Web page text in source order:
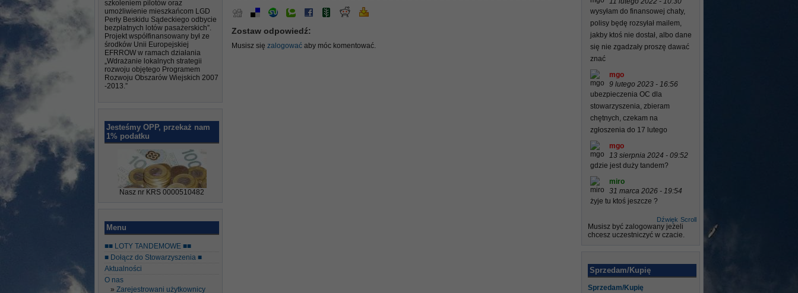
szkoleniem pilotów oraz
umożliwienie mieszkańcom LGD
Perły Beskidu Sądeckiego odbycie
bezpłatnych lotów pasażerskich”.
Projekt współfinansowany był ze
środków Unii Europejskiej
EFRROW w ramach działania
„Wdrażanie lokalnych strategii
rozwoju objętego Programem
Rozwoju Obszarów Wiejskich 2007
-2013.”
Jesteśmy OPP, przekaż nam
1% podatku
Nasz nr KRS 0000510482
Menu
■■ LOTY TANDEMOWE ■■
■ Dołącz do Stowarzyszenia ■
Aktualności
O nas
Zarejestrowani użytkownicy
Zostaw odpowiedź:
Musisz się zalogować aby móc komentować.
wysyłam do finansowej chaty,
polisy będę rozsyłał mailem,
jakby ktoś nie dostał, albo dane
się nie zgadzały proszę dawać
znać
mgo
9 lutego 2023 - 16:56
ubezpieczenia OC dla
stowarzyszenia, zbieram
chętnych, czekam na
zgłoszenia do 17 lutego
mgo
13 sierpnia 2024 - 09:52
gdzie jest duży tandem?
miro
31 marca 2026 - 19:54
żyje tu ktoś jeszcze ?
Scroll
Dźwięk
Musisz być zalogowany jeżeli
chcesz uczestniczyć w czacie.
Sprzedam/Kupię
Sprzedam/Kupię